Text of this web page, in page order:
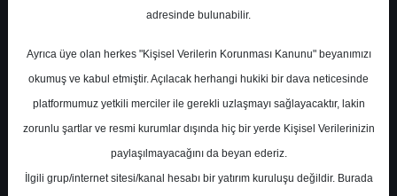
adresinde bulunabilir.
Ayrıca üye olan herkes "Kişisel Verilerin Korunması Kanunu" beyanımızı
okumuş ve kabul etmiştir. Açılacak herhangi hukiki bir dava neticesinde
platformumuz yetkili merciler ile gerekli uzlaşmayı sağlayacaktır, lakin
zorunlu şartlar ve resmi kurumlar dışında hiç bir yerde Kişisel Verilerinizin
paylaşılmayacağını da beyan ederiz.
İlgili grup/internet sitesi/kanal hesabı bir yatırım kuruluşu değildir. Burada